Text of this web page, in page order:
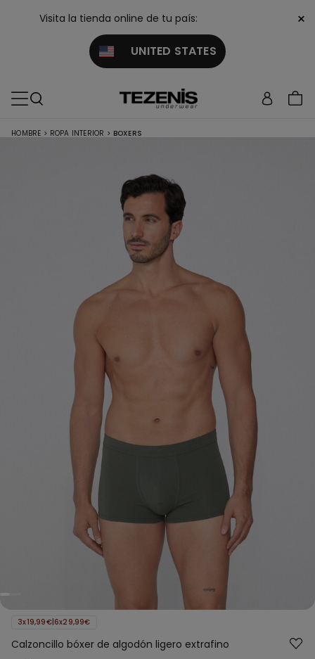
Visita la tienda online de tu país:
UNITED STATES
×
HOMBRE > ROPA INTERIOR > BOXERS
3x19,99€|6x29,99€
Calzoncillo bóxer de algodón ligero extrafino